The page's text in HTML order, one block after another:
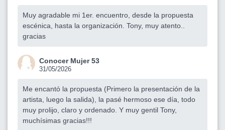
Muy agradable mi 1er. encuentro, desde la propuesta
escénica, hasta la organización. Tony, muy atento..
gracias
Conocer Mujer 53
31/05/2026
Me encantó la propuesta (Primero la presentación de la
artista, luego la salida), la pasé hermoso ese día, todo
muy prolijo, claro y ordenado. Y muy gentil Tony,
muchísimas gracias!!!